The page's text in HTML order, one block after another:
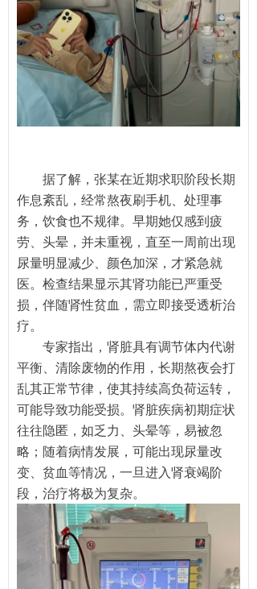
据了解，张某在近期求职阶段长期
作息紊乱，经常熬夜刷手机、处理事
务，饮食也不规律。早期她仅感到疲
劳、头晕，并未重视，直至一周前出现
尿量明显减少、颜色加深，才紧急就
医。检查结果显示其肾功能已严重受
损，伴随肾性贫血，需立即接受透析治
疗。
专家指出，肾脏具有调节体内代谢
平衡、清除废物的作用，长期熬夜会打
乱其正常节律，使其持续高负荷运转，
可能导致功能受损。肾脏疾病初期症状
往往隐匿，如乏力、头晕等，易被忽
略；随着病情发展，可能出现尿量改
变、贫血等情况，一旦进入肾衰竭阶
段，治疗将极为复杂。